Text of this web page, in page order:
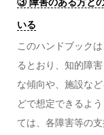
いる
このハンドブック
るとおり、知的障
な傾向や、施設な
どで想定できるよ
ては、各障害等の